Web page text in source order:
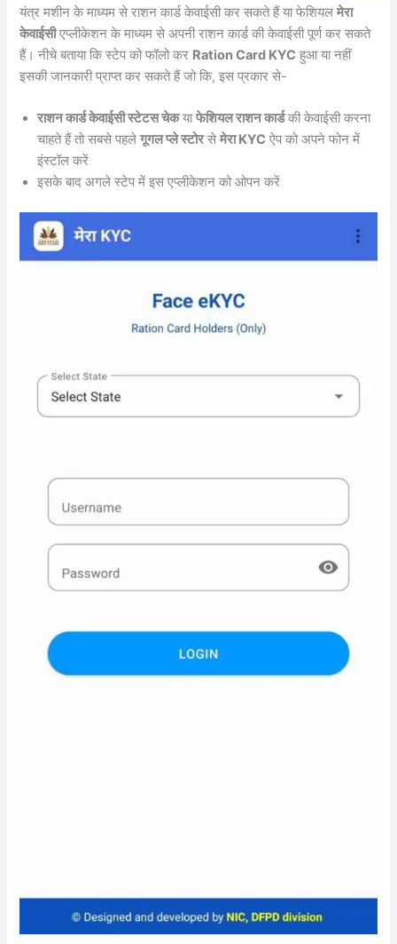
यंत्र मशीन के माध्यम से राशन कार्ड केवाईसी कर सकते हैं या फेशियलमेरा
केवाईसीएप्लीकेशन के माध्यम से अपनी राशन कार्ड की केवाईसी पूर्ण कर सकते
हैं। नीचे बताया कि स्टेप को फॉलो कर Ration Card KYC हुआ या नहीं
इसकी जानकारी प्राप्त कर सकते हैं जो कि, इस प्रकार से-
राशन कार्ड केवाईसी स्टेटस चेकयाफेशियल राशन कार्डकी केवाईसी करना
चाहते हैं तो सबसे पहलेगूगल प्ले स्टोरसेमेरा KYC ऐप को अपने फोन में
इंस्टॉल करें
इसके बाद अगले स्टेप में इस एप्लीकेशन को ओपन करें